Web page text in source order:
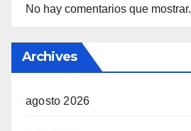
No hay comentarios que mostrar.
Archives
agosto 2026